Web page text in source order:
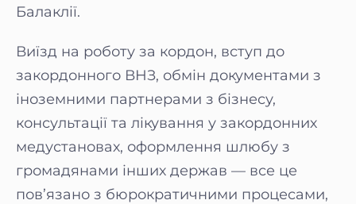
Балаклії.
Виїзд на роботу за кордон, вступ до
закордонного ВНЗ, обмін документами з
іноземними партнерами з бізнесу,
консультації та лікування у закордонних
медустановах, оформлення шлюбу з
громадянами інших держав — все це
пов’язано з бюрократичними процесами,